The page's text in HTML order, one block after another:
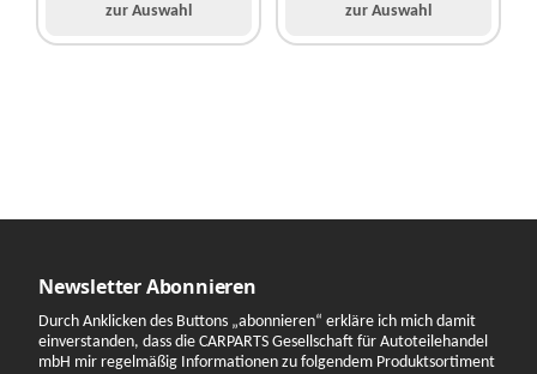
zur Auswahl zur Auswahl
Newsletter Abonnieren
Durch Anklicken des Buttons „abonnieren“ erkläre ich mich damit
einverstanden, dass die CARPARTS Gesellschaft für Autoteilehandel
mbH mir regelmäßig Informationen zu folgendem Produktsortiment